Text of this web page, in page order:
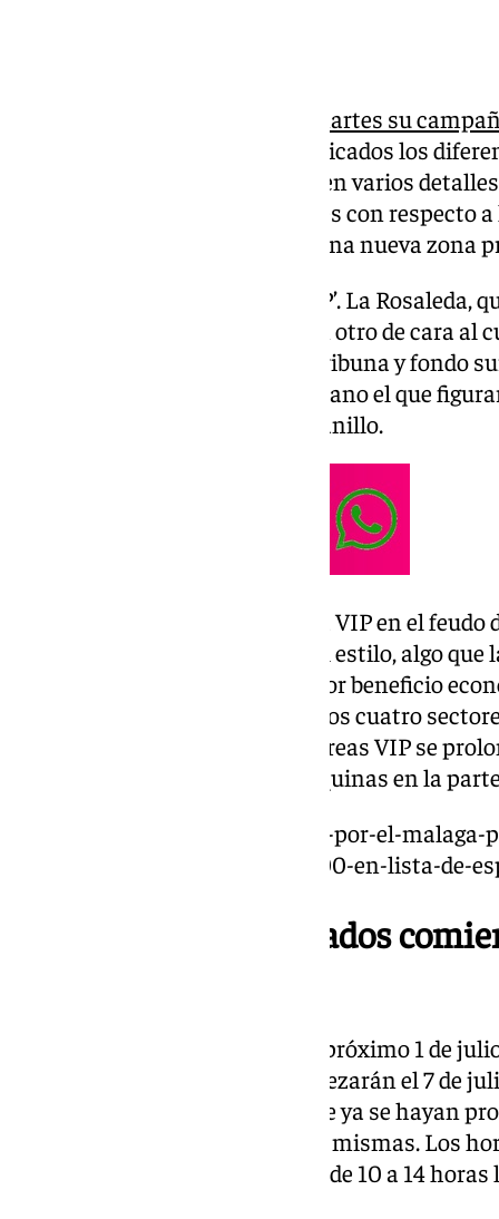
El Málaga presentó el pasado martes su
dossier en el que quedaban explicados los
aficionados. Sin embargo, existen varios
primer vistazo siendo novedades con respecto
ellos es la implementación de una nueva zona
Se trata del segundo ‘Córner VIP’. La
pasada temporada, contará con otro de cara al
encuentra entre las gradas de tribuna y fondo
añadiéndose a partir de este verano el que
en la zona más alta del primer anillo.
La aparición de una nueva zona VIP en el
alta demanda de localidades del estilo, algo
exprimir para conseguir el mayor beneficio
los abonados que figuraban en los cuatro
308, serán reubicados. Así, las áreas VIP se
campo, ocupando dos de las esquinas en la
https://www.101tv.es/la-locura-por-el-
los-abonos-de-fondo-sur-y-1-200-en-lista-de-
La campaña de abonados
La renovaciones empezarán el próximo 1 de
que las físicas en taquillas empezarán el 7 de
que esperar al 1 de agosto, donde ya se hayan
localidades y los cambios de las mismas. Los
19.30 horas de lunes a viernes y de 10 a 14